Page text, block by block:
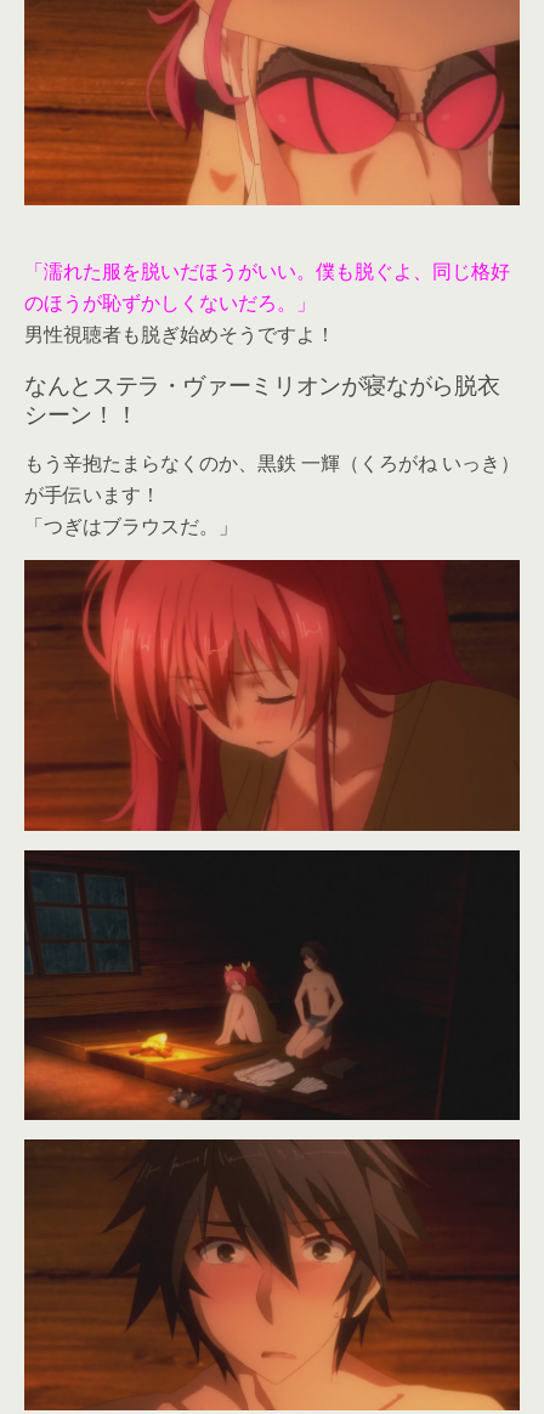
「濡れた服を脱いだほうがいい。僕も脱ぐよ、同じ格好
のほうが恥ずかしくないだろ。」
男性視聴者も脱ぎ始めそうですよ！
なんとステラ・ヴァーミリオンが寝ながら脱衣
シーン！！
もう辛抱たまらなくのか、黒鉄 一輝（くろがね いっき）
が手伝います！
「つぎはブラウスだ。」